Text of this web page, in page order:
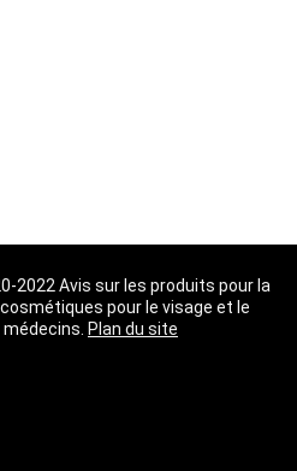
2022 Avis sur les produits pour la
pour le visage et le
Plan du site